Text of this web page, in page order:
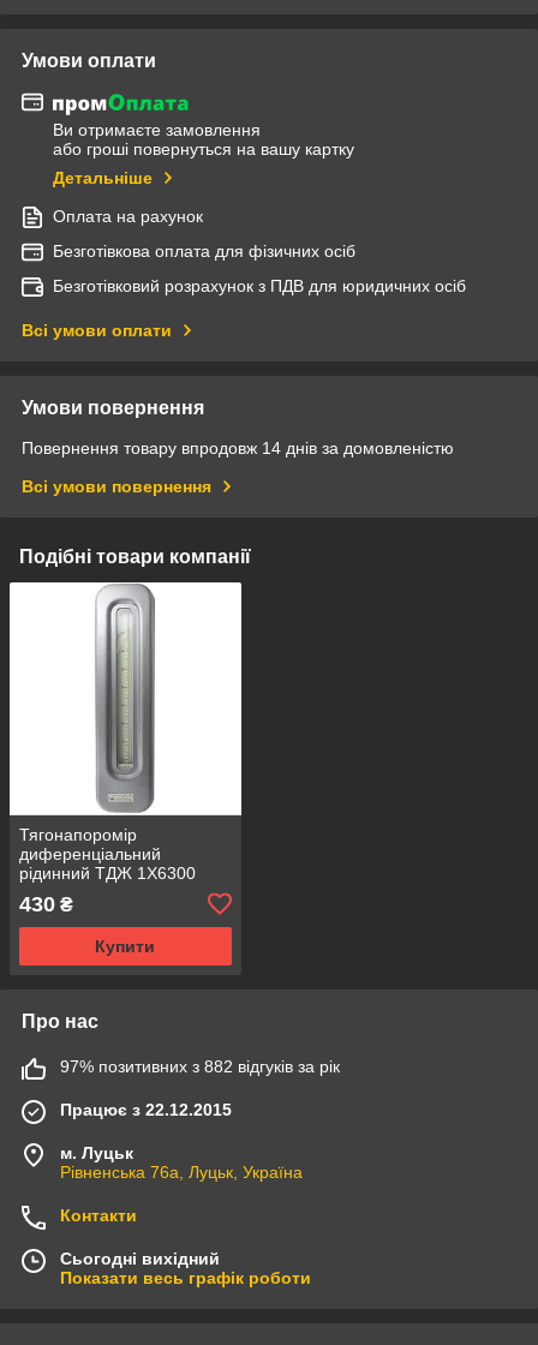
Умови оплати
Ви отримаєте замовлення
або гроші повернуться на вашу картку
Детальніше
Оплата на рахунок
Безготівкова оплата для фізичних осіб
Безготівковий розрахунок з ПДВ для юридичних осіб
Всі умови оплати
Умови повернення
Повернення товару впродовж 14 днів за домовленістю
Всі умови повернення
Подібні товари компанії
Тягонапоромір
диференціальний
рідинний ТДЖ 1X6300
430 ₴
Купити
Про нас
97% позитивних з 882 відгуків за рік
Працює з 22.12.2015
м. Луцьк
Рівненська 76а, Луцьк, Україна
Контакти
Сьогодні вихідний
Показати весь графік роботи